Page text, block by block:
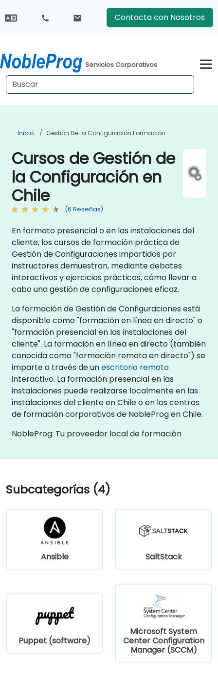
Contacta con Nosotros
Servicios Corporativos
Inicio Gestión De La Configuración Formación
Cursos de Gestión de
la Configuración en
Chile
(6 Reseñas)
En formato presencial o en las instalaciones del
cliente, los cursos de formación práctica de
Gestión de Configuraciones impartidos por
instructores demuestran, mediante debates
interactivos y ejercicios prácticos, cómo llevar a
cabo una gestión de configuraciones eficaz.
La formación de Gestión de Configuraciones está
disponible como "formación en línea en directo" o
"formación presencial en las instalaciones del
cliente". La formación en línea en directo (también
conocida como "formación remota en directo") se
imparte a través de unescritorio remoto
interactivo. La formación presencial en las
instalaciones puede realizarse localmente en las
instalaciones del cliente en Chile o en los centros
de formación corporativos de NobleProg en Chile.
NobleProg: Tu proveedor local de formación
Subcategorías (4)
Ansible SaltStack
Puppet (software)
Microsoft System
Center Configuration
Manager (SCCM)